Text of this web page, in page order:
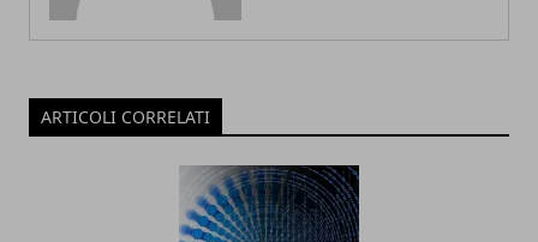
ARTICOLI CORRELATI